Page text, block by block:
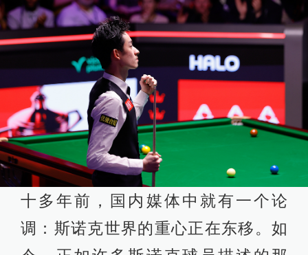
十多年前，国内媒体中就有一个论
调：斯诺克世界的重心正在东移。如